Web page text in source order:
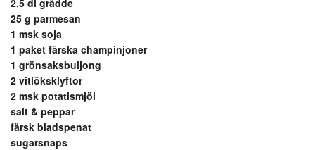
25 g parmesan
1 msk soja
1 paket färska champinjoner
1 grönsaksbuljong
2 vitlöksklyftor
2 msk potatismjöl
salt & peppar
färsk bladspenat
sugarsnaps